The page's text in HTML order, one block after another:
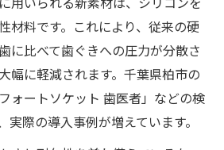
材料です。これにより、従来の硬
に比べて歯ぐきへの圧力が分散さ
幅に軽減されます。千葉県柏市の
ォートソケット 歯医者」などの検
際の導入事例が増えています。